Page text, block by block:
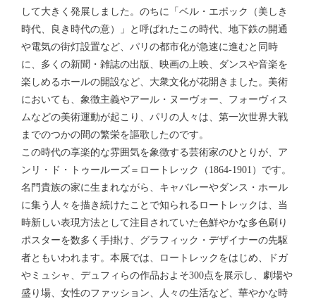
して大きく発展しました。のちに「ベル・エポック（美しき
時代、良き時代の意）」と呼ばれたこの時代、地下鉄の開通
や電気の街灯設置など、パリの都市化が急速に進むと同時
に、多くの新聞・雑誌の出版、映画の上映、ダンスや音楽を
楽しめるホールの開設など、大衆文化が花開きました。美術
においても、象徴主義やアール・ヌーヴォー、フォーヴィス
ムなどの美術運動が起こり、パリの人々は、第一次世界大戦
までのつかの間の繁栄を謳歌したのです。
この時代の享楽的な雰囲気を象徴する芸術家のひとりが、ア
ンリ・ド・トゥールーズ＝ロートレック（1864-1901）です。
名門貴族の家に生まれながら、キャバレーやダンス・ホール
に集う人々を描き続けたことで知られるロートレックは、当
時新しい表現方法として注目されていた色鮮やかな多色刷り
ポスターを数多く手掛け、グラフィック・デザイナーの先駆
者ともいわれます。本展では、ロートレックをはじめ、ドガ
やミュシャ、デュフィらの作品およそ300点を展示し、劇場や
盛り場、女性のファッション、人々の生活など、華やかな時